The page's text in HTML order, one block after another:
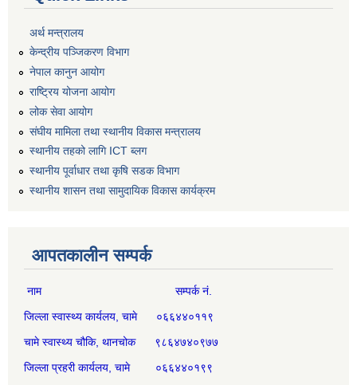
अर्थ मन्त्रालय
केन्द्रीय पञ्जिकरण विभाग
नेपाल कानुन आयोग
राष्ट्रिय योजना आयोग
लोक सेवा आयोग
संघीय मामिला तथा स्थानीय विकास मन्त्रालय
स्थानीय तहको लागि ICT ब्लग
स्थानीय पूर्वाधार तथा कृषि सडक विभाग
स्थानीय शासन तथा सामुदायिक विकास कार्यक्रम
आपतकालीन सम्पर्क
नाम सम्पर्क नं.
जिल्ला स्वास्थ्य कार्यलय, चामे ०६६४४०११९
चामे स्वास्थ्य चौकि, थानचोक ९८६४७४०९७७
जिल्ला प्रहरी कार्यलय, चामे ०६६४४०१९९